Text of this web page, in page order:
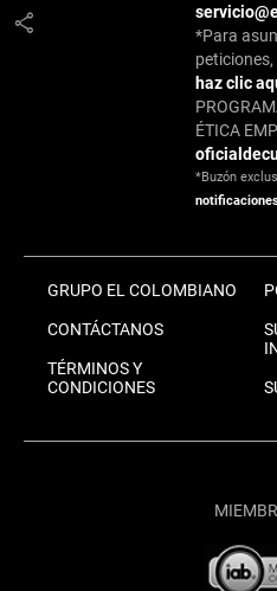
share
*Para
haz clic
ÉTICA
*Buzón
GRUPO EL COLOMBIANO
CONTÁCTANOS
TÉRMINOS Y
CONDICIONES